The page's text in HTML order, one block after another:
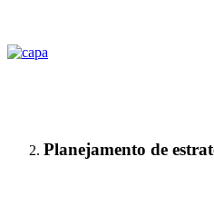
Planejamento de